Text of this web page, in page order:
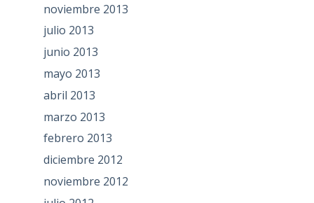
noviembre 2013
julio 2013
junio 2013
mayo 2013
abril 2013
marzo 2013
febrero 2013
diciembre 2012
noviembre 2012